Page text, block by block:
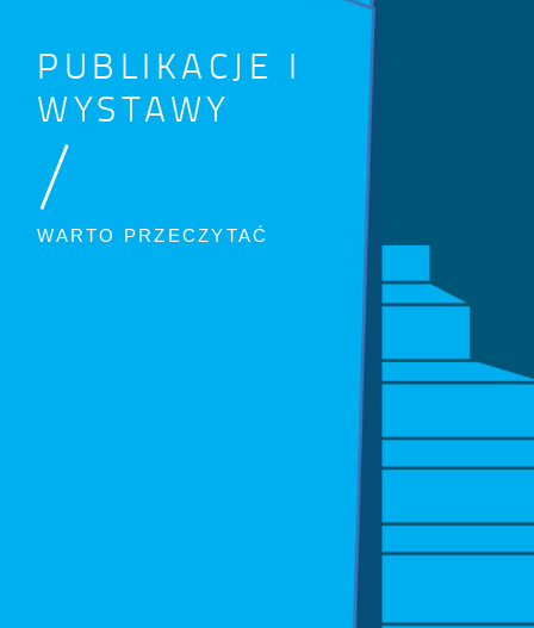
PUBLIKACJE I
WYSTAWY
/
WARTO PRZECZYTAĆ